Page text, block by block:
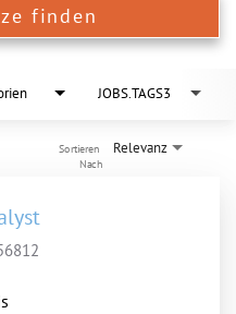
finden
JOBS.TAGS3
Relevanz
Sortieren
Nach